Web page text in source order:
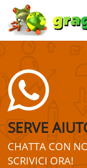
SERVE
CHATTA CON
SCRIVICI ORA!